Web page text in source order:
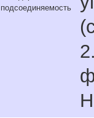
подсоединяемость